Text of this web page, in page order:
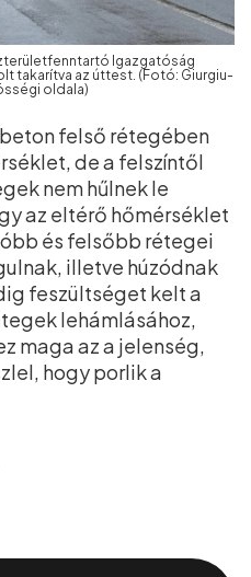
Igazgatóság
takarítva az úttest. (Fotó: Giurgiu-
oldala)
felső rétegében
de a felszíntől
nem hűlnek le
az eltérő hőmérséklet
és felsőbb rétegei
illetve húzódnak
feszültséget kelt a
lehámlásához,
maga az a jelenség,
hogy porlik a